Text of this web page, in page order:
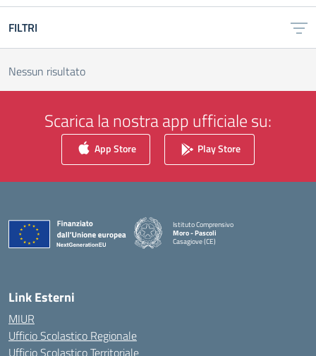
FILTRI
Nessun risultato
Scarica la nostra app ufficiale su:
App Store Play Store
Istituto Comprensivo
Moro - Pascoli
Casagiove (CE)
— Visita la pagina iniziale della scuola
Link Esterni
MIUR
Ufficio Scolastico Regionale
Ufficio Scolastico Territoriale